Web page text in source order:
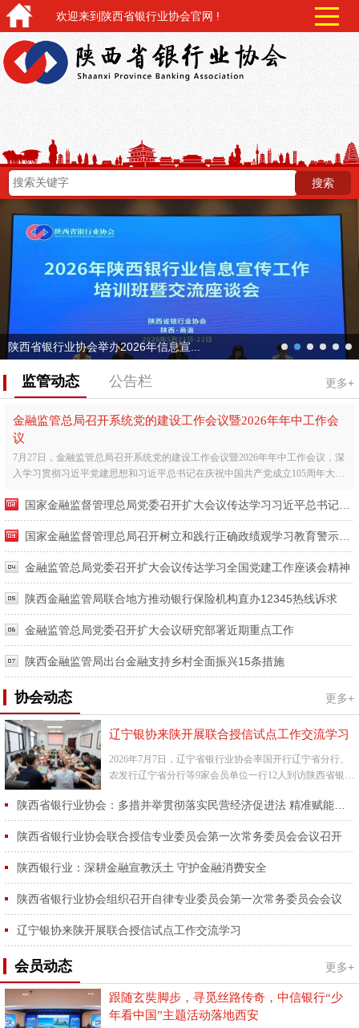
欢迎来到陕西省银行业协会官网 !
next
陕西省银行业协会举办2026年信息宣...
监管动态 公告栏 更多+
金融监管总局召开系统党的建设工作会议暨2026年年中工作会
议
7月27日，金融监管总局召开系统党的建设工作会议暨2026年年中工作会议，深
入学习贯彻习近平党建思想和习近平总书记在庆祝中国共产党成立105周年大会
金融监管总局党委召开扩大会议传达学习全国党建工作座谈会精神
陕西金融监管局联合地方推动银行保险机构直办12345热线诉求
金融监管总局党委召开扩大会议研究部署近期重点工作
陕西金融监管局出台金融支持乡村全面振兴15条措施
协会动态 更多+
辽宁银协来陕开展联合授信试点工作交流学习
2026年7月7日，辽宁省银行业协会率国开行辽宁省分行、
农发行辽宁省分行等9家会员单位一行12人到访陕西省银行
行业协...
陕西省银行业协会联合授信专业委员会第一次常务委员会会议召开
陕西银行业：深耕金融宣教沃土 守护金融消费安全
陕西省银行业协会组织召开自律专业委员会第一次常务委员会会议
辽宁银协来陕开展联合授信试点工作交流学习
会员动态 更多+
跟随玄奘脚步，寻觅丝路传奇，中信银行“少
年看中国”主题活动落地西安